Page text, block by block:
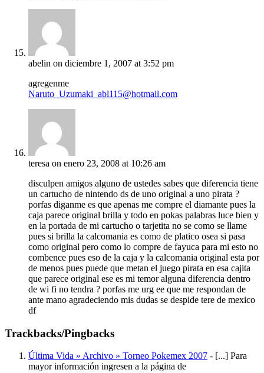
abelin on diciembre 1, 2007 at 3:52 pm
agregenme
Naruto_Uzumaki_abl115@hotmail.com
teresa on enero 23, 2008 at 10:26 am
disculpen amigos alguno de ustedes sabes que diferencia tiene
un cartucho de nintendo ds de uno original a uno pirata ?
porfas diganme es que apenas me compre el diamante pues la
caja parece original brilla y todo en pokas palabras luce bien y
en la portada de mi cartucho o tarjetita no se como se llame
pues si brilla la calcomania es como de platico osea si pasa
como original pero como lo compre de fayuca para mi esto no
combence pues eso de la caja y la calcomania original esta por
de menos pues puede que metan el juego pirata en esa cajita
que parece original ese es mi temor alguna diferencia dentro
de wi fi no tendra ? porfas me urg ee que me respondan de
ante mano agradeciendo mis dudas se despide tere de mexico
df
Trackbacks/Pingbacks
Última Vida » Archivo » Torneo Pokemex 2007 - [...] Para
mayor información ingresen a la página de